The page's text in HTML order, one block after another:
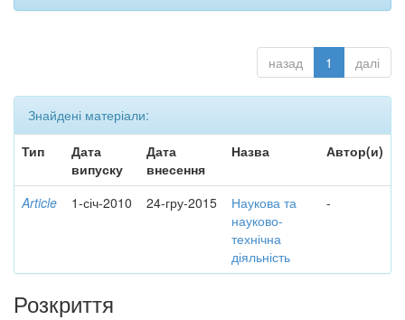
назад 1 далі
Знайдені матеріали:
Тип
Дата
випуску
Дата
внесення
Назва Автор(и)
Article 1-січ-2010 24-гру-2015
Наукова та
науково-
технічна
діяльність
-
Розкриття